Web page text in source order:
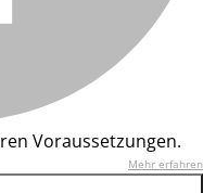
Voraussetzungen.
Mehr erfahren